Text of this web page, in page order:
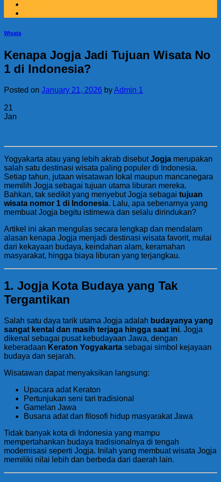
Wisata
Kenapa Jogja Jadi Tujuan Wisata No
1 di Indonesia?
Posted on January 21, 2026 byAdmin 1
21
Jan
Yogyakarta atau yang lebih akrab disebutJogja merupakan
salah satu destinasi wisata paling populer di Indonesia.
Setiap tahun, jutaan wisatawan lokal maupun mancanegara
memilih Jogja sebagai tujuan utama liburan mereka.
Bahkan, tak sedikit yang menyebut Jogja sebagai tujuan
wisata nomor 1 di Indonesia. Lalu, apa sebenarnya yang
membuat Jogja begitu istimewa dan selalu dirindukan?
Artikel ini akan mengulas secara lengkap dan mendalam
alasan kenapa Jogja menjadi destinasi wisata favorit, mulai
dari kekayaan budaya, keindahan alam, keramahan
masyarakat, hingga biaya liburan yang terjangkau.
1. Jogja Kota Budaya yang Tak
Tergantikan
Salah satu daya tarik utama Jogja adalah budayanya yang
sangat kental dan masih terjaga hingga saat ini. Jogja
dikenal sebagai pusat kebudayaan Jawa, dengan
keberadaan Keraton Yogyakarta sebagai simbol kejayaan
budaya dan sejarah.
Wisatawan dapat menyaksikan langsung:
Upacara adat Keraton
Pertunjukan seni tari tradisional
Gamelan Jawa
Busana adat dan filosofi hidup masyarakat Jawa
Tidak banyak kota di Indonesia yang mampu
mempertahankan budaya tradisionalnya di tengah
modernisasi seperti Jogja. Inilah yang membuat wisata Jogja
memiliki nilai lebih dan berbeda dari daerah lain.